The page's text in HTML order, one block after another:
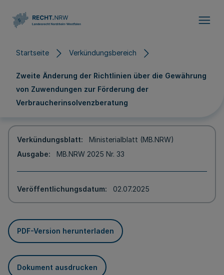
Startseite Verkündungsbereich
Zweite Änderung der Richtlinien über die Gewährung
von Zuwendungen zur Förderung der
Verbraucherinsolvenzberatung
Verkündungsblatt
Ministerialblatt (MB.NRW)
Ausgabe
MB.NRW 2025 Nr. 33
Veröffentlichungsdatum 02.07.2025
PDF-Version herunterladen
Dokument ausdrucken